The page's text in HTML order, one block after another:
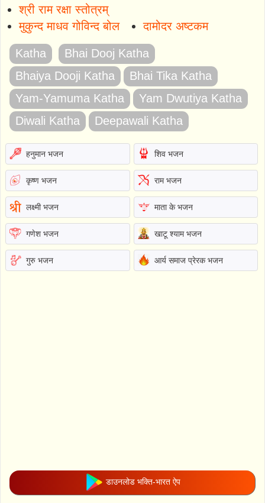
श्री राम रक्षा स्तोत्रम्
मुकुन्द माधव गोविन्द बोल
दामोदर अष्टकम
Katha
Bhai Dooj Katha
Bhaiya Dooji Katha
Bhai Tika Katha
Yam-Yamuma Katha
Yam Dwutiya Katha
Diwali Katha
Deepawali Katha
हनुमान भजन शिव भजन
कृष्ण भजन राम भजन
लक्ष्मी भजन माता के भजन
गणेश भजन खाटू श्याम भजन
गुरु भजन आर्य समाज प्रेरक भजन
डाउनलोड भक्ति-भारत ऐप